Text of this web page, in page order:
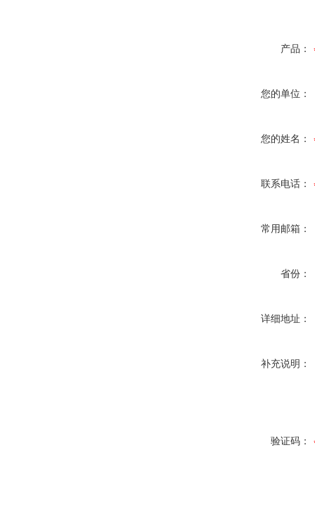
产品：
您的单位：
您的姓名：
联系电话：
常用邮箱：
省份：
详细地址：
补充说明：
验证码：